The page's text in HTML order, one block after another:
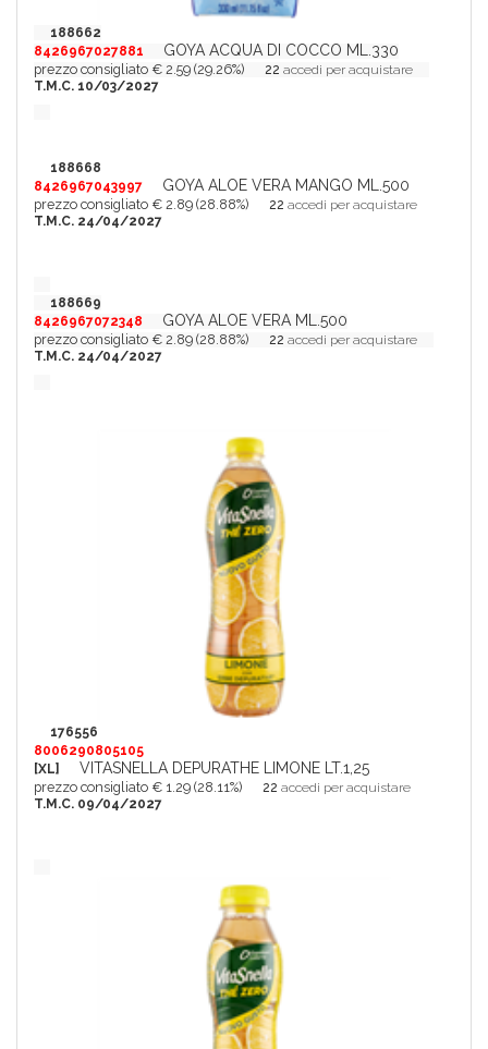
188662
8426967027881
GOYA ACQUA DI COCCO ML.330
prezzo consigliato € 2.59 (29.26%) 22 accedi per acquistare
T.M.C. 10/03/2027
188668
8426967043997
GOYA ALOE VERA MANGO ML.500
prezzo consigliato € 2.89 (28.88%) 22 accedi per acquistare
T.M.C. 24/04/2027
188669
8426967072348
GOYA ALOE VERA ML.500
prezzo consigliato € 2.89 (28.88%) 22 accedi per acquistare
T.M.C. 24/04/2027
176556
8006290805105
[XL]
VITASNELLA DEPURATHE LIMONE LT.1,25
prezzo consigliato € 1.29 (28.11%) 22 accedi per acquistare
T.M.C. 09/04/2027